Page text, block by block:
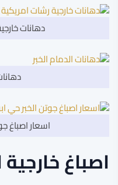
دهانات
اسعار اصباغ
اصباغ